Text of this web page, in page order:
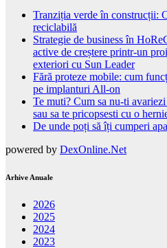
Tranziția verde în construcții:
reciclabilă
Strategie de business în
active de creștere printr-un
exteriori cu Sun Leader
Fără proteze mobile: cum
pe implanturi All-on
Te muti? Cum sa nu-ti
sau sa te pricopsesti cu o
De unde poți să îți cumperi
powered by DexOnline.Net
Arhive Anuale
2026
2025
2024
2023